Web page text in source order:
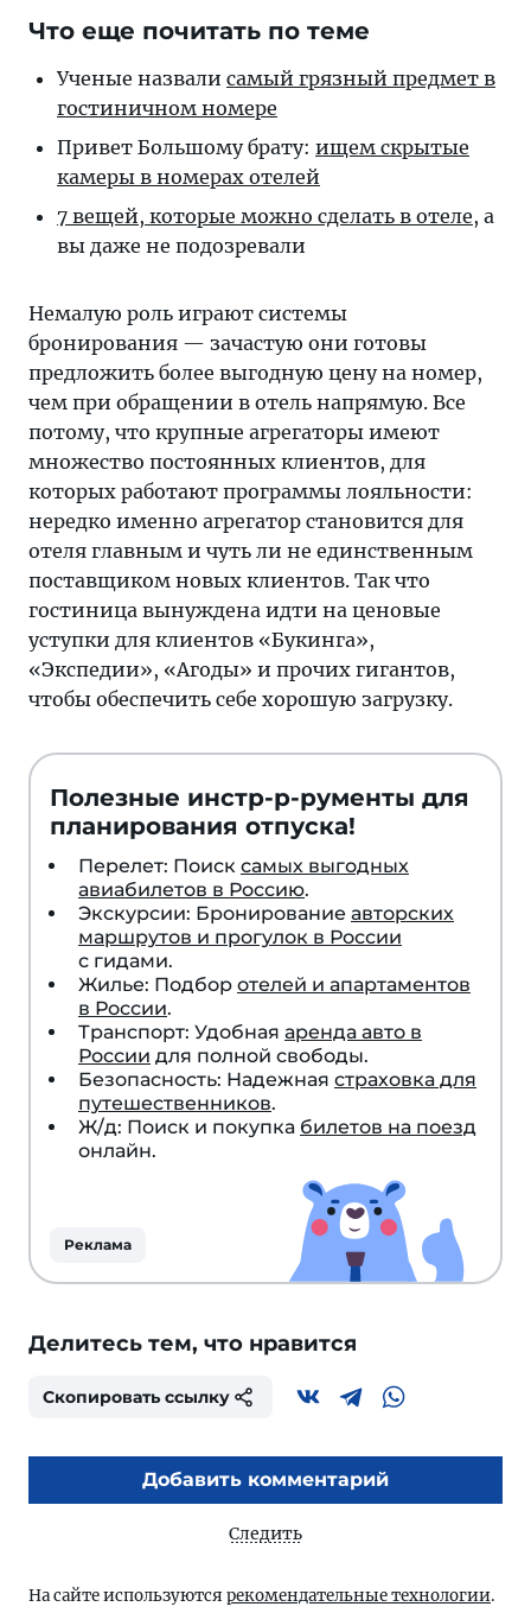
Что еще почитать по теме
Ученые назвали самый грязный предмет в
гостиничном номере
Привет Большому брату: ищем скрытые
камеры в номерах отелей
7 вещей, которые можно сделать в отеле, а
вы даже не подозревали
Немалую роль играют системы
бронирования — зачастую они готовы
предложить более выгодную цену на номер,
чем при обращении в отель напрямую. Все
потому, что крупные агрегаторы имеют
множество постоянных клиентов, для
которых работают программы лояльности:
нередко именно агрегатор становится для
отеля главным и чуть ли не единственным
поставщиком новых клиентов. Так что
гостиница вынуждена идти на ценовые
уступки для клиентов «Букинга»,
«Экспедии», «Агоды» и прочих гигантов,
чтобы обеспечить себе хорошую загрузку.
Полезные инстр-р-рументы для
планирования отпуска!
Перелет: Поиск самых выгодных
авиабилетов в Россию.
Экскурсии: Бронирование авторских
маршрутов и прогулок в России
с гидами.
Жилье: Подбор отелей и апартаментов
в России.
Транспорт: Удобная аренда авто в
России для полной свободы.
Безопасность: Надежная страховка для
путешественников.
Ж/д: Поиск и покупка билетов на поезд
онлайн.
Реклама
Делитесь тем, что нравится
Скопировать ссылку
Добавить комментарий
Следить
На сайте используются рекомендательные технологии.